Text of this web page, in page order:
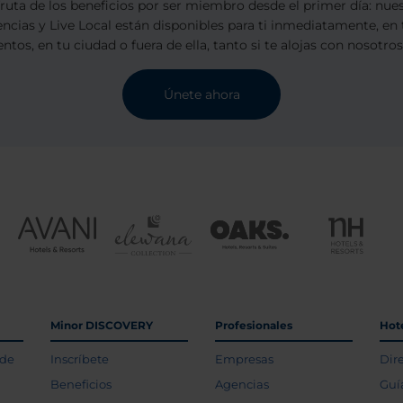
de los beneficios por ser miembro desde el primer día:
y Live Local están disponibles para ti inmediatamente,
en tu ciudad o fuera de ella, tanto si te alojas con
Únete ahora
Minor DISCOVERY
Inscríbete
Beneficios
Profesionales
Empresas
Agencias